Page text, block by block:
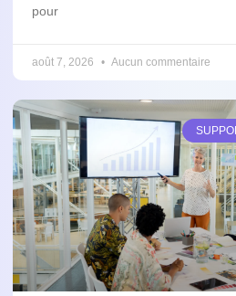
pour
août 7, 2026 Aucun commentaire